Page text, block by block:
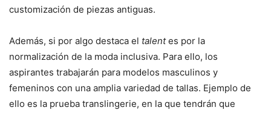
customización de piezas antiguas.
Además, si por algo destaca el talentes por la
normalización de la moda inclusiva. Para ello, los
aspirantes trabajarán para modelos masculinos y
femeninos con una amplia variedad de tallas. Ejemplo de
ello es la prueba translingerie, en la que tendrán que